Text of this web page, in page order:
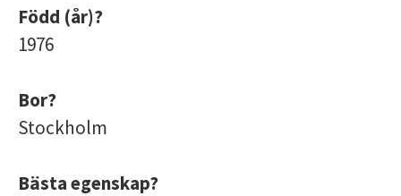
Född (år)?
1976
Bor?
Stockholm
Bästa egenskap?